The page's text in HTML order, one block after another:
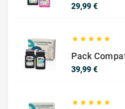
29,99 €Prix
    
39,99 €Prix
    